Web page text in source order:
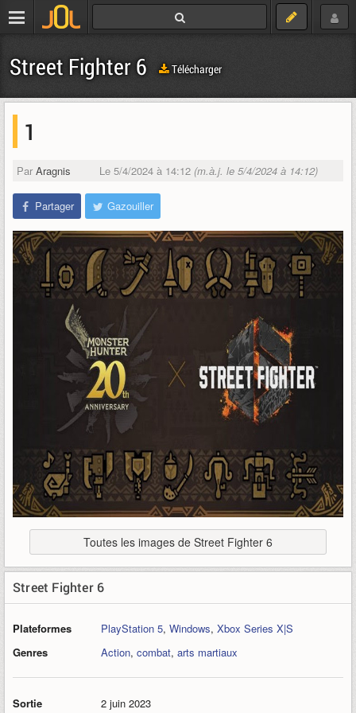
Street Fighter 6 Télécharger
1
Par Aragnis Le 5/4/2024 à 14:12 (m.à.j. le 5/4/2024 à 14:12)
Partager Gazouiller
Toutes les images de Street Fighter 6
Street Fighter 6
Plateformes PlayStation 5, Windows, Xbox Series X|S
Genres
Action, combat, arts martiaux
Sortie 2 juin 2023